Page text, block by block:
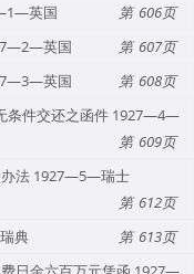
英国
606
英国
607
英国
608
条件交还之函件 1927—4—
609
办法 1927—5—瑞士
612
典
613